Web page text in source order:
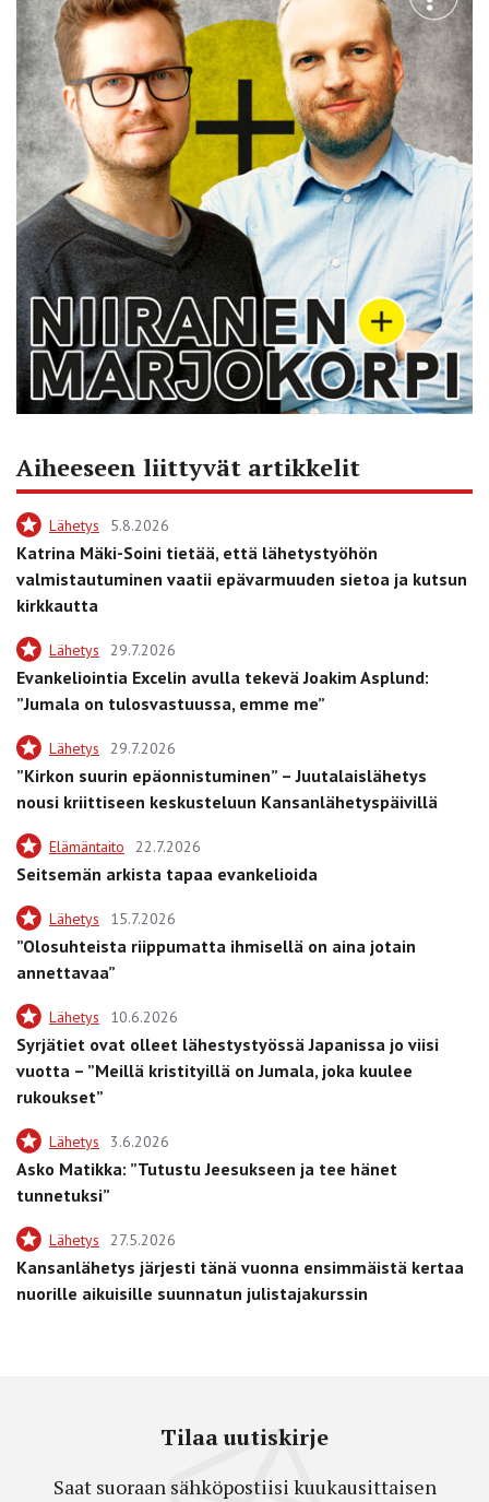
Aiheeseen liittyvät artikkelit
Lähetys 5.8.2026
Katrina Mäki-Soini tietää, että lähetystyöhön
valmistautuminen vaatii epävarmuuden sietoa ja kutsun
kirkkautta
Lähetys 29.7.2026
Evankeliointia Excelin avulla tekevä Joakim Asplund:
”Jumala on tulosvastuussa, emme me”
Lähetys 29.7.2026
”Kirkon suurin epäonnistuminen” – Juutalaislähetys
nousi kriittiseen keskusteluun Kansanlähetyspäivillä
Elämäntaito 22.7.2026
Seitsemän arkista tapaa evankelioida
Lähetys 15.7.2026
”Olosuhteista riippumatta ihmisellä on aina jotain
annettavaa”
Lähetys 10.6.2026
Syrjätiet ovat olleet lähestystyössä Japanissa jo viisi
vuotta – ”Meillä kristityillä on Jumala, joka kuulee
rukoukset”
Lähetys 3.6.2026
Asko Matikka: ”Tutustu Jeesukseen ja tee hänet
tunnetuksi”
Lähetys 27.5.2026
Kansanlähetys järjesti tänä vuonna ensimmäistä kertaa
nuorille aikuisille suunnatun julistajakurssin
Tilaa uutiskirje
Saat suoraan sähköpostiisi kuukausittaisen